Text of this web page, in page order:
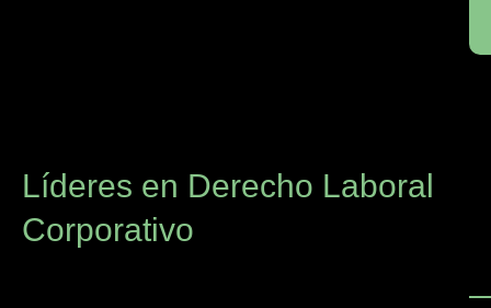
Líderes en Derecho Laboral
Corporativo